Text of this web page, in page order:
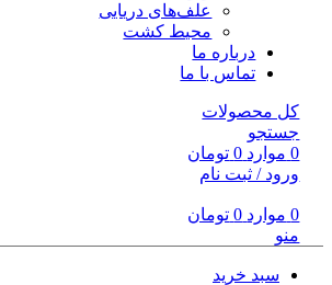
علف‌های دریایی
محیط کشت
درباره ما
تماس با ما
کل محصولات
جستجو
0 موارد 0 تومان
ورود / ثبت نام
0 موارد 0 تومان
منو
سبد خرید